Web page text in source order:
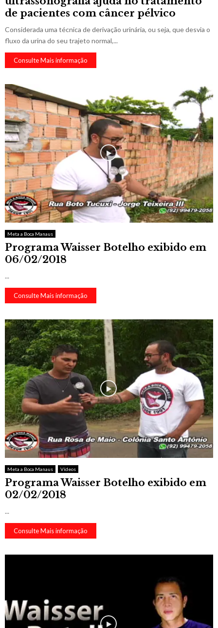
de pacientes com câncer pélvico
Considerada uma técnica de derivação urinária, ou seja, que desvia o
fluxo da urina do seu trajeto normal,...
Consulte Mais informação
Meta a Boca Manaus
Programa Waisser Botelho exibido em
06/02/2018
...
Consulte Mais informação
Meta a Boca Manaus Vídeos
Programa Waisser Botelho exibido em
02/02/2018
...
Consulte Mais informação